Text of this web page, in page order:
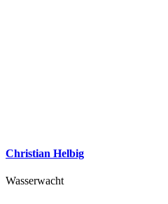
Christian Helbig
Wasserwacht